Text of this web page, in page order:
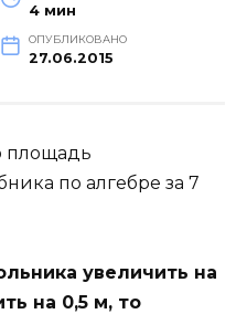
4 мин
ОПУБЛИКОВАНО
27.06.2015
площадь
по алгебре за 7
увеличить на
на 0,5 м, то